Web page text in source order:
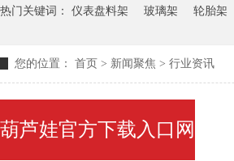
热门关键词： 仪表盘料架 玻璃架 轮胎架
您的位置： 首页 > 新闻聚焦 > 行业资讯
葫芦娃官方下载入口网